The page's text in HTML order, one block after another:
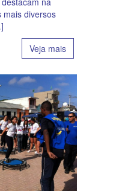
mais diversos
Veja mais